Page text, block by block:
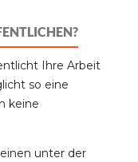
Ihre Arbeit
so eine
keine
unter der